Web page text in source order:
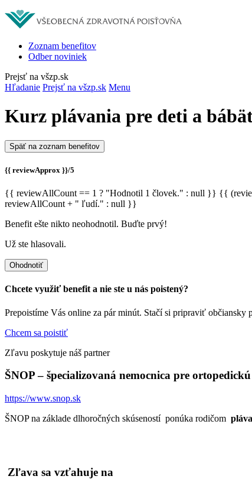
Zoznam benefitov
Odber noviniek
Prejsť na všzp.sk
Hľadanie Prejsť na všzp.sk Menu
Kurz plávania pre deti a
Späť na zoznam benefitov
{{ reviewApprox }}/5
{{ reviewAllCount == 1 ? "Hodnotil 1 človek." : null }} {{
reviewAllCount + " ľudí." : null }}
Benefit ešte nikto neohodnotil. Buďte prvý!
Už ste hlasovali.
Ohodnotiť
Chcete využiť benefit a nie ste u nás poistený?
Prepoistíme Vás online za pár minút. Stačí si pripraviť občiansky
Chcem sa poistiť
Zľavu poskytuje náš partner
ŠNOP – špecializovaná nemocnica pre
https://www.snop.sk
ŠNOP na základe dlhoročných skúseností ponúka rodičom
Zľava sa vzťahuje na